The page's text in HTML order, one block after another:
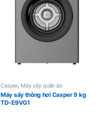
Casper, Máy sấy quần áo
Máy sấy thông hơi Casper 9 kg
TD-E9VG1